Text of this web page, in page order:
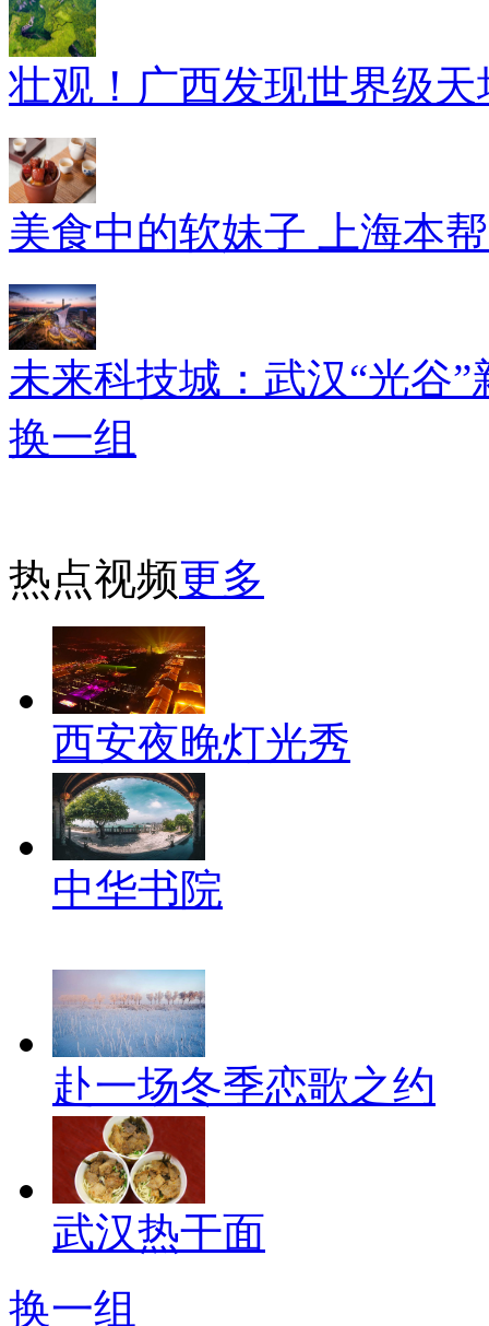
壮观！广西发现世界级
美食中的软妹子 上海本
未来科技城：武汉“光谷”
换一组
热点视频更多
西安夜晚灯光秀
中华书院
赴一场冬季恋歌之约
武汉热干面
换一组